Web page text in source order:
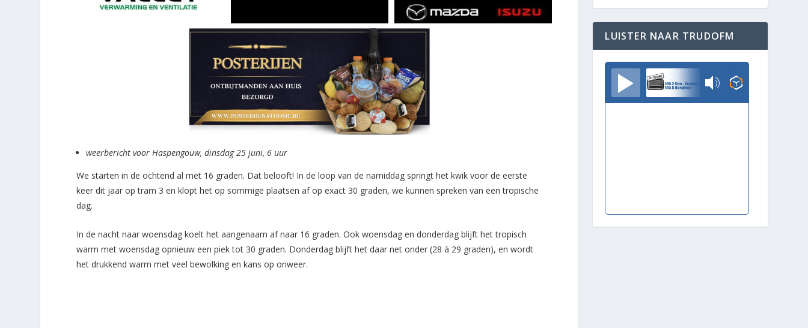
weerbericht voor Haspengouw, dinsdag 25 juni, 6 uur
We starten in de ochtend al met 16 graden. Dat belooft! In de loop van de namiddag springt het kwik voor de eerste
keer dit jaar op tram 3 en klopt het op sommige plaatsen af op exact 30 graden, we kunnen spreken van een tropische
dag.
In de nacht naar woensdag koelt het aangenaam af naar 16 graden. Ook woensdag en donderdag blijft het tropisch
warm met woensdag opnieuw een piek tot 30 graden. Donderdag blijft het daar net onder (28 à 29 graden), en wordt
het drukkend warm met veel bewolking en kans op onweer.
LUISTER NAAR TRUDOFM
TrudoFM